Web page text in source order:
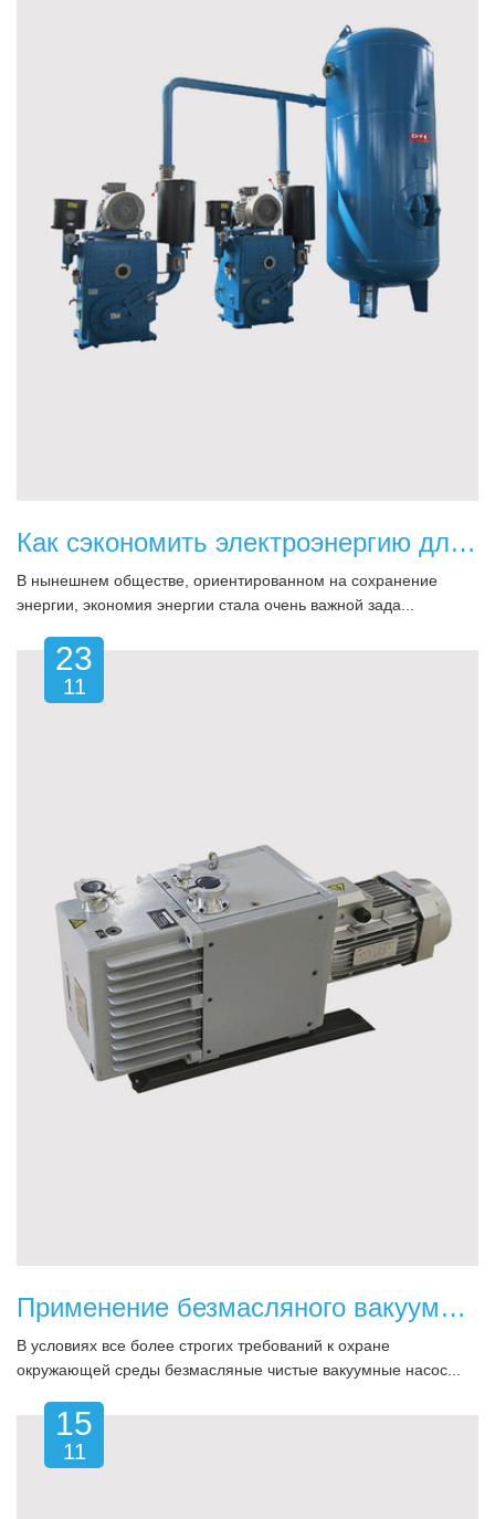
Как сэкономить электроэнергию для вакуумного экструдера на кирпично-черепичном заводе?
В нынешнем обществе, ориентированном на сохранение
энергии, экономия энергии стала очень важной зада...
23
11
Применение безмасляного вакуумного насоса для восстановления вакуума
В условиях все более строгих требований к охране
окружающей среды безмасляные чистые вакуумные насос...
15
11